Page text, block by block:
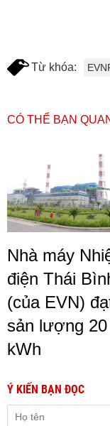
Từ khóa:
CÓ THỂ BẠN
Nhà máy
điện Thái
(của EVN)
sản lượng
kWh
Ý KIẾN BẠN ĐỌC